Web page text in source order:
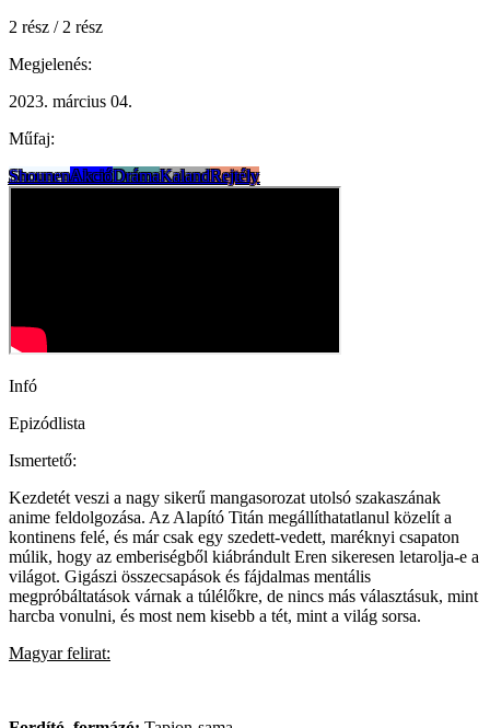
2 rész / 2 rész
Megjelenés:
2023. március 04.
Műfaj:
ShounenAkcióDrámaKalandRejtély
Infó
Epizódlista
Ismertető:
Kezdetét veszi a nagy sikerű mangasorozat utolsó szakaszának
anime feldolgozása. Az Alapító Titán megállíthatatlanul közelít a
kontinens felé, és már csak egy szedett-vedett, maréknyi csapaton
múlik, hogy az emberiségből kiábrándult Eren sikeresen letarolja-e a
világot. Gigászi összecsapások és fájdalmas mentális
megpróbáltatások várnak a túlélőkre, de nincs más választásuk, mint
harcba vonulni, és most nem kisebb a tét, mint a világ sorsa.
Magyar felirat: